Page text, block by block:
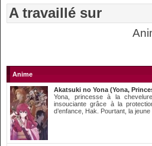
A travaillé sur
Anime
Akatsuki no Yona (Yona,
Yona, princesse à la
insouciante grâce à la
d’enfance, Hak. Pourtant, la jeune